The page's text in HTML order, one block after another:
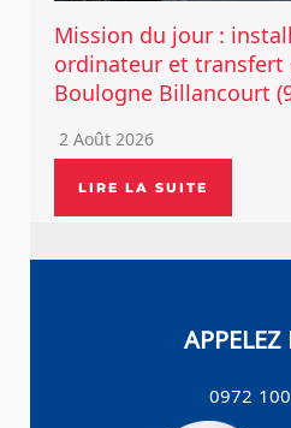
Mission du jour :
ordinateur et transfert
Boulogne Billancourt
2 Août 2026
LIRE LA SUITE
0972